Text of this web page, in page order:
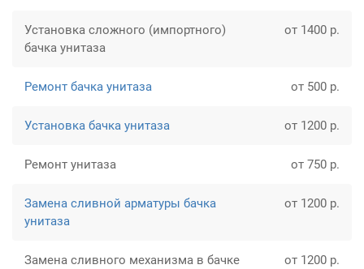
Установка сложного (импортного)
бачка унитаза
от 1400 р.
Ремонт бачка унитаза от 500 р.
Установка бачка унитаза от 1200 р.
Ремонт унитаза от 750 р.
Замена сливной арматуры бачка
унитаза
от 1200 р.
Замена сливного механизма в бачке
от 1200 р.